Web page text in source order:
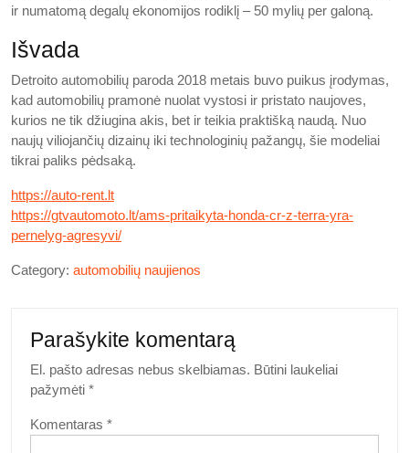
ir numatomą degalų ekonomijos rodiklį – 50 mylių per galoną.
Išvada
Detroito automobilių paroda 2018 metais buvo puikus įrodymas,
kad automobilių pramonė nuolat vystosi ir pristato naujoves,
kurios ne tik džiugina akis, bet ir teikia praktišką naudą. Nuo
naujų viliojančių dizainų iki technologinių pažangų, šie modeliai
tikrai paliks pėdsaką.
https://auto-rent.lt
https://gtvautomoto.lt/ams-pritaikyta-honda-cr-z-terra-yra-
pernelyg-agresyvi/
Category: automobilių naujienos
Parašykite komentarą
El. pašto adresas nebus skelbiamas. Būtini laukeliai
pažymėti *
Komentaras *